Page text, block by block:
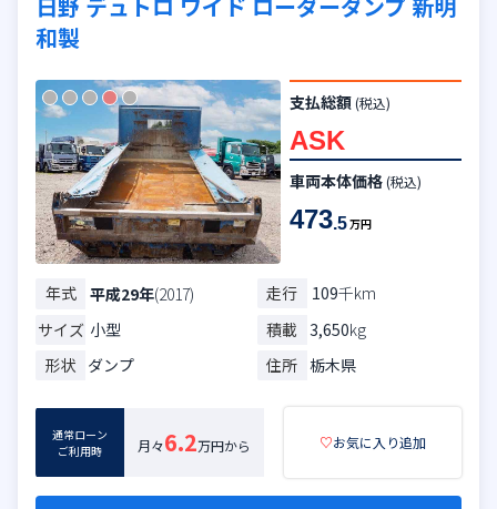
和製
支払総額 (税込)
ASK
車両本体価格 (税込)
473.5万円
年式 平成29年(2017) 走行 109千km
サイズ 小型 積載 3,650kg
形状 ダンプ 住所 栃木県
通常ローン
ご利用時
月々6.2万円から ♡お気に入り追加